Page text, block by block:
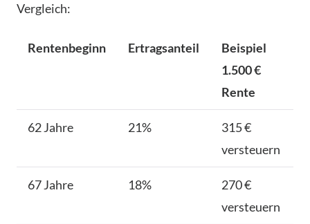
Vergleich:
Rentenbeginn Ertragsanteil
Beispiel
1.500 €
Rente
62 Jahre 21%
315 €
versteuern
67 Jahre 18%
270 €
versteuern